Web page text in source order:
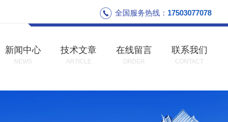
全国服务热线： 17503077078
新闻中心
NEWS
技术文章
ARTICLE
在线留言
ORDER
联系我们
CONTACT